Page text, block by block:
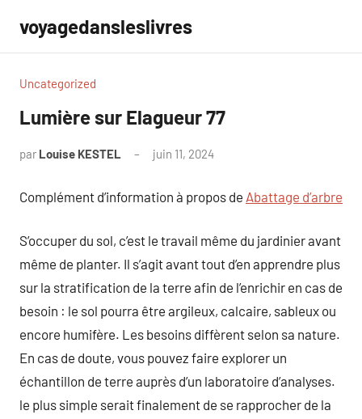
contenu
voyagedansleslivres
Uncategorized
Lumière sur Elagueur 77
par Louise KESTEL juin 11, 2024
Complément d’information à propos de Abattage d’arbre
S’occuper du sol, c’est le travail même du jardinier avant
même de planter. Il s’agit avant tout d’en apprendre plus
sur la stratification de la terre afin de l’enrichir en cas de
besoin : le sol pourra être argileux, calcaire, sableux ou
encore humifère. Les besoins diffèrent selon sa nature.
En cas de doute, vous pouvez faire explorer un
échantillon de terre auprès d’un laboratoire d’analyses.
le plus simple serait finalement de se rapprocher de la